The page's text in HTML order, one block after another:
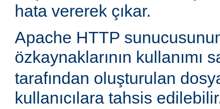
hata vererek çıkar.
Apache HTTP
özkaynaklarının kullanımı
tarafından oluşturulan
kullanıcılara tahsis